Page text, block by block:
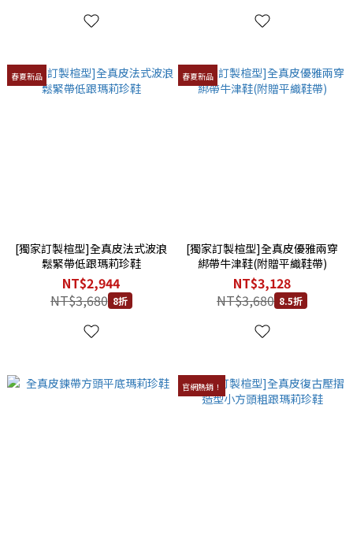
春夏新品
[獨家訂製楦型]全真皮法式波浪
鬆緊帶低跟瑪莉珍鞋
NT$2,944
NT$3,680 8折
春夏新品
[獨家訂製楦型]全真皮優雅兩穿
綁帶牛津鞋(附贈平織鞋帶)
NT$3,128
NT$3,680 8.5折
官網熱銷！